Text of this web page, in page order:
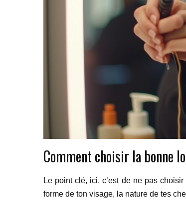
Comment choisir la bonne
Le point clé, ici, c’est de ne pas
forme de ton visage, la nature de tes